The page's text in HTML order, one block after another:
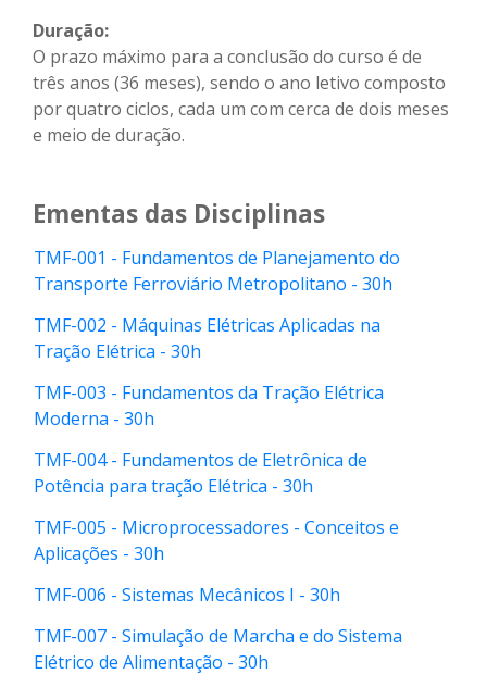
Duração:
O prazo máximo para a conclusão do curso é de
três anos (36 meses), sendo o ano letivo composto
por quatro ciclos, cada um com cerca de dois meses
e meio de duração.
Ementas das Disciplinas
TMF-001 - Fundamentos de Planejamento do
Transporte Ferroviário Metropolitano - 30h
TMF-002 - Máquinas Elétricas Aplicadas na
Tração Elétrica - 30h
TMF-003 - Fundamentos da Tração Elétrica
Moderna - 30h
TMF-004 - Fundamentos de Eletrônica de
Potência para tração Elétrica - 30h
TMF-005 - Microprocessadores - Conceitos e
Aplicações - 30h
TMF-006 - Sistemas Mecânicos I - 30h
TMF-007 - Simulação de Marcha e do Sistema
Elétrico de Alimentação - 30h